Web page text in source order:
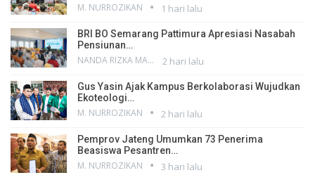
M. NURROZIKAN 1 hari lalu
BRI BO Semarang Pattimura Apresiasi Nasabah
Pensiunan…
NANDA RIZKA MAHENDRA 2 hari lalu
Gus Yasin Ajak Kampus Berkolaborasi Wujudkan
Ekoteologi…
M. NURROZIKAN 2 hari lalu
Pemprov Jateng Umumkan 73 Penerima
Beasiswa Pesantren…
M. NURROZIKAN 3 hari lalu